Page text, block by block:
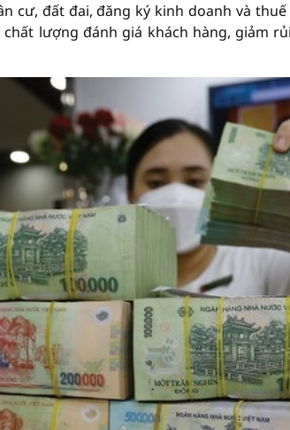
cư, đất đai, đăng ký kinh doanh và
lượng đánh giá khách hàng, giảm